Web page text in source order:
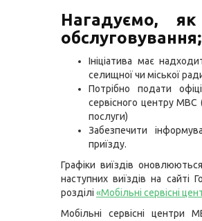
Нагадуємо,
обслуговування;
Ініціатива має
селищної чи міської
Потрібно подати
сервісного центру
послуги)
Забезпечити
приїзду.
Графіки виїздів
наступних виїздів на сайті
розділі «Мобільні сервісні
Мобільні сервісні